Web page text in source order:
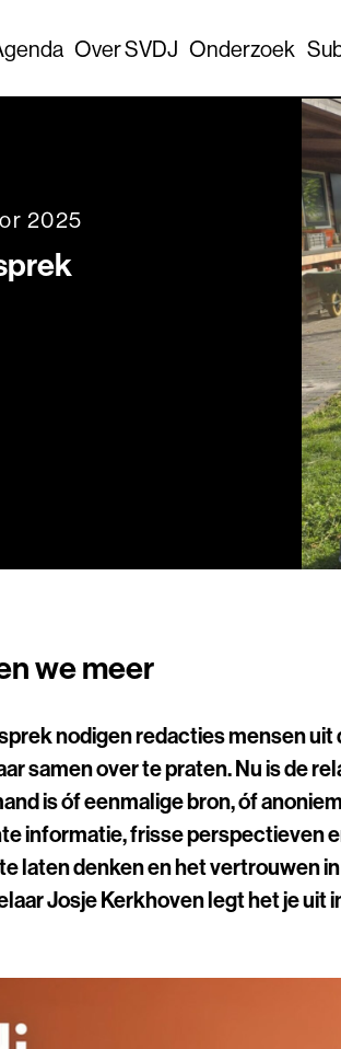
Over SVDJ Onderzoek
2025
we meer
nodigen redacties mensen
samen over te praten. Nu is de
is óf eenmalige bron, óf
informatie, frisse perspectieven
laten denken en het vertrouwen
Josje Kerkhoven legt het je uit